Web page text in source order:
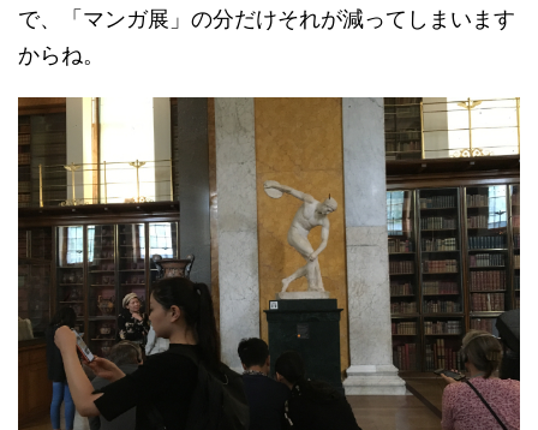
で、「マンガ展」の分だけそれが減ってしまいます
からね。